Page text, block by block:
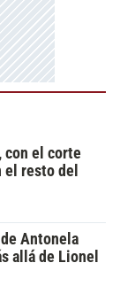
con el corte
resto del
Antonela
allá de Lionel